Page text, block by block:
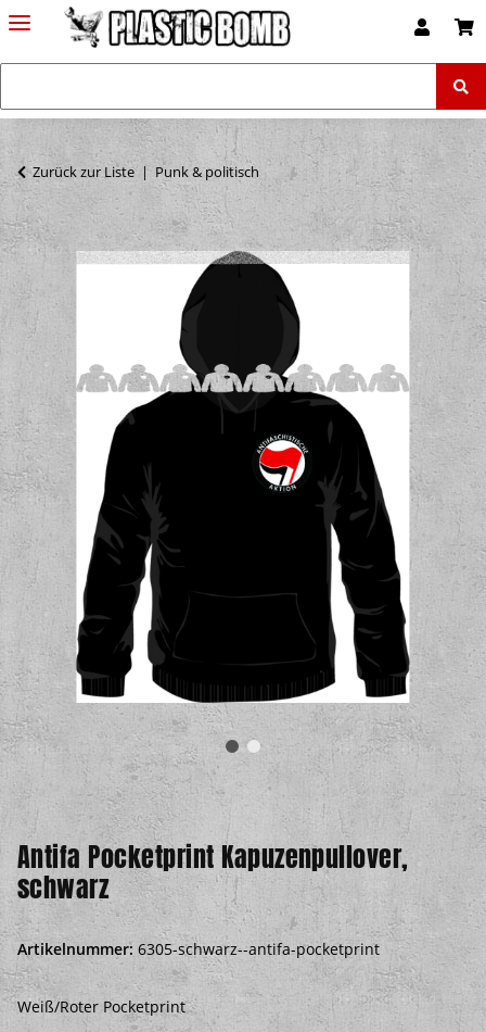
Zurück zur Liste Punk & politisch
Antifa Pocketprint Kapuzenpullover,
schwarz
Artikelnummer: 6305-schwarz--antifa-pocketprint
Weiß/Roter Pocketprint